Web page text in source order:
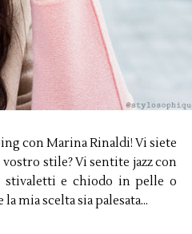
con Marina Rinaldi! Vi siete
stile? Vi sentite jazz con
e chiodo in pelle o
mia scelta sia palesata...